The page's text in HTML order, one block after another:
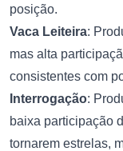
posição.
Vaca Leiteira:
mas alta
consistentes com
Interrogação:
baixa participação
tornarem estrelas,